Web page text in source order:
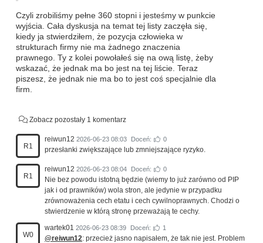
Czyli zrobiliśmy pełne 360 stopni i jesteśmy w punkcie
wyjścia. Cała dyskusja na temat tej listy zaczęła się,
kiedy ja stwierdziłem, że pozycja człowieka w
strukturach firmy nie ma żadnego znaczenia
prawnego. Ty z kolei powołałeś się na ową listę, żeby
wskazać, że jednak ma bo jest na tej liście. Teraz
piszesz, że jednak nie ma bo to jest coś specjalnie dla
firm.
Zobacz pozostały 1 komentarz
R1
reiwun12 2026-06-23 08:03 Doceń: 0
przesłanki zwiększające lub zmniejszające ryzyko.
R1
reiwun12 2026-06-23 08:04 Doceń: 0
Nie bez powodu istotną będzie (wiemy to już zarówno od PIP
jak i od prawników) wola stron, ale jedynie w przypadku
zrównoważenia cech etatu i cech cywilnoprawnych. Chodzi o
stwierdzenie w którą stronę przeważają te cechy.
W0
wartek01 2026-06-23 08:39 Doceń: 1
@reiwun12: przecież jasno napisałem, że tak nie jest. Problem